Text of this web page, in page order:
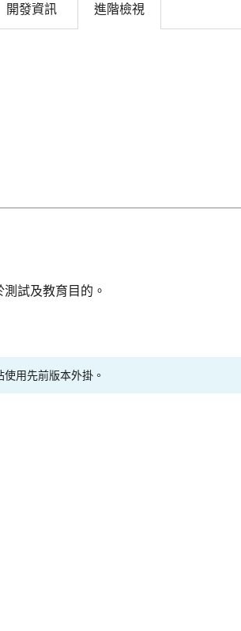
開發資訊 進階檢視
試及教育目的。
用先前版本外掛。